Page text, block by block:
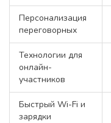
Персонализация
переговорных
Технологии для
онлайн-
участников
Быстрый Wi-Fi и
зарядки